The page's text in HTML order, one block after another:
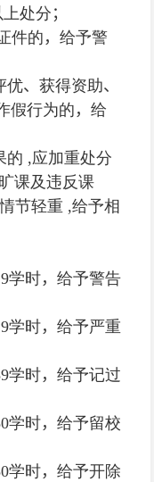
处分；
件的 ， 给予警
优、 获得资助、
假行为的，给
的 ,应加重处分
课及违反课
节轻重 ,给予相
学时， 给予警告
学时， 给予严重
学时， 给予记过
学时， 给予留校
学时， 给予开除